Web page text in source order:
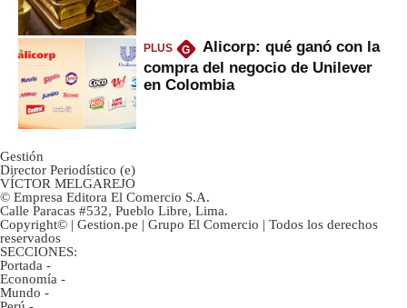
PLUS G
Alicorp: qué ganó con la
compra del negocio de Unilever
en Colombia
Gestión
Director Periodístico (e)
VÍCTOR MELGAREJO
© Empresa Editora El Comercio S.A.
Calle Paracas #532, Pueblo Libre, Lima.
Copyright© | Gestion.pe | Grupo El Comercio | Todos los derechos
reservados
SECCIONES:
Portada -
Economía -
Mundo -